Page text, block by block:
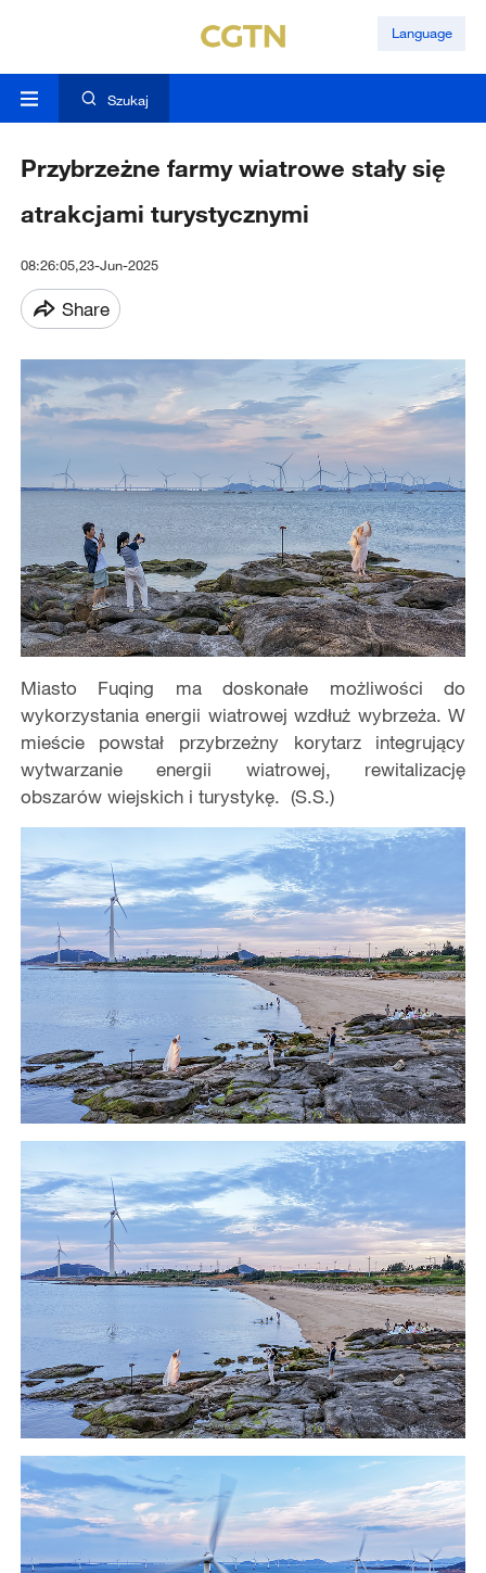
Language
Szukaj
Przybrzeżne farmy wiatrowe stały się
atrakcjami turystycznymi
08:26:05,23-Jun-2025
Share
Miasto Fuqing ma doskonałe możliwości do
wykorzystania energii wiatrowej wzdłuż wybrzeża. W
mieście powstał przybrzeżny korytarz integrujący
wytwarzanie energii wiatrowej, rewitalizację
obszarów wiejskich i turystykę. (S.S.)